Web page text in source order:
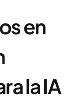
en
la IA